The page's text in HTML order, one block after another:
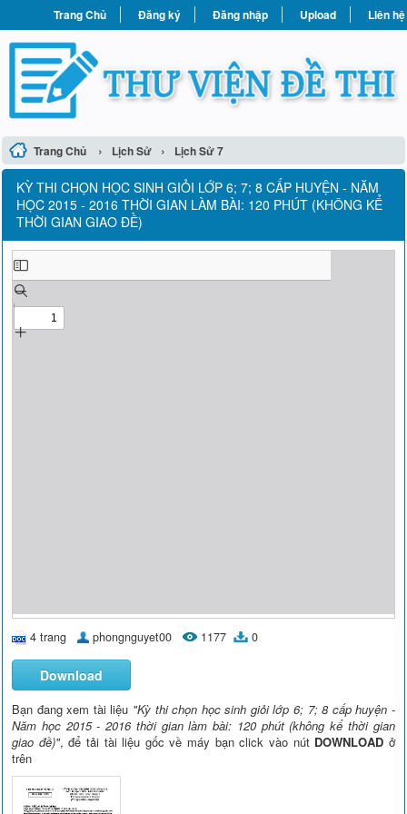
Trang Chủ Đăng ký Đăng nhập Upload Liên hệ
Trang Chủ › Lịch Sử › Lịch Sử 7
KỲ THI CHỌN HỌC SINH GIỎI LỚP 6; 7; 8 CẤP HUYỆN - NĂM
HỌC 2015 - 2016 THỜI GIAN LÀM BÀI: 120 PHÚT (KHÔNG KỂ
THỜI GIAN GIAO ĐỀ)
4 trang phongnguyet00 1177 0
Download
Bạn đang xem tài liệu "Kỳ thi chọn học sinh giỏi lớp 6; 7; 8 cấp huyện -
Năm học 2015 - 2016 thời gian làm bài: 120 phút (không kể thời gian
giao đề)", để tải tài liệu gốc về máy bạn click vào nút DOWNLOAD ở
trên